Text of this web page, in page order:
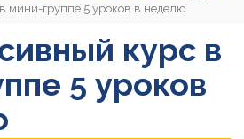
мини-группе 5 уроков в неделю
курс в
5 уроков